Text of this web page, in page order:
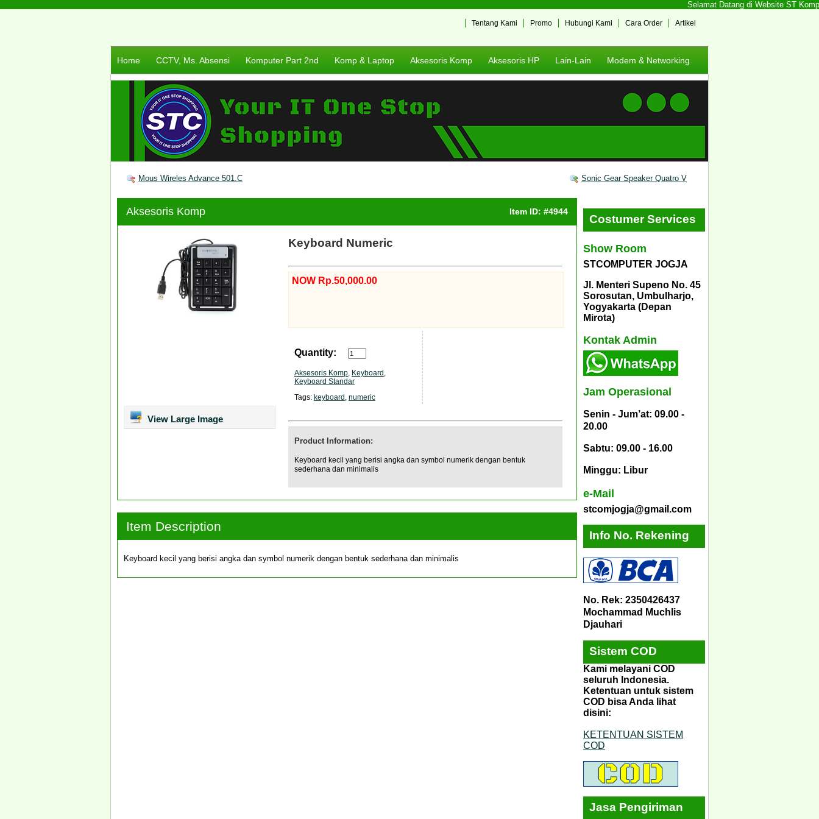
Selamat Datang di Website ST
Artikel
Cara Order
Hubungi Kami
Promo
Tentang Kami
Home CCTV, Ms. Absensi Komputer Part 2nd Komp & Laptop Aksesoris Komp Aksesoris HP Lain-Lain Modem & Networking
Mous Wireles Advance 501.C Sonic Gear Speaker Quatro V
Aksesoris Komp Item ID: #4944
View Large Image
Keyboard Numeric
NOW Rp.50,000.00
Quantity:
Aksesoris Komp, Keyboard ,
Keyboard Standar
Tags: keyboard , numeric
Product Information:
Keyboard kecil yang berisi angka dan symbol numerik dengan bentuk
sederhana dan minimalis
Item Description
Keyboard kecil yang berisi angka dan symbol numerik dengan bentuk sederhana dan minimalis
Costumer Services
Show Room
STCOMPUTER JOGJA
Jl. Menteri Supeno No. 45
Sorosutan, Umbulharjo,
Yogyakarta (Depan
Mirota)
Kontak Admin
Jam Operasional
Senin - Jum’at: 09.00 -
20.00
Sabtu: 09.00 - 16.00
Minggu: Libur
e-Mail
stcomjogja@gmail.com
Info No. Rekening
No. Rek: 2350426437
Mochammad Muchlis
Djauhari
Sistem COD
Kami melayani COD
seluruh Indonesia.
Ketentuan untuk sistem
COD bisa Anda lihat
disini:
KETENTUAN SISTEM
COD
Jasa Pengiriman